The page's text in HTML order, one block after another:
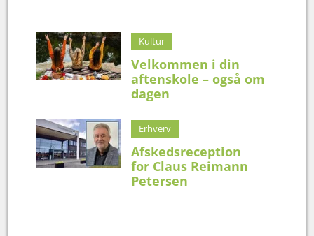
Kultur
Velkommen i din
aftenskole – også om
dagen
Erhverv
Afskedsreception
for Claus Reimann
Petersen